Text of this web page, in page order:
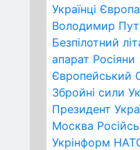
Українці Європа
Володимир
Безпілотний
апарат Росіяни
Європейський
Збройні сили
Президент
Москва
Укрінформ